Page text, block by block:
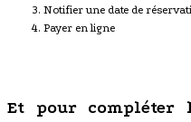
Notifier une date de
Payer en ligne
Et pour compléter